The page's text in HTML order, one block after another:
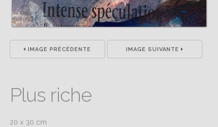
IMAGE PRÉCÉDENTE IMAGE SUIVANTE
Plus riche
20 x 30 cm